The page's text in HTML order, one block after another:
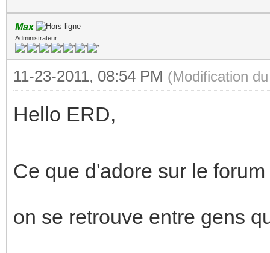
Max
Administrateur
11-23-2011, 08:54 PM (Modification
Hello ERD,
Ce que d'adore sur le
on se retrouve entre gens